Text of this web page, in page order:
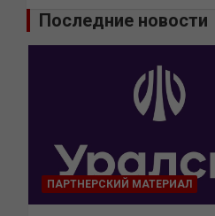
Последние новости
ПАРТНЕРСКИЙ МАТЕРИАЛ